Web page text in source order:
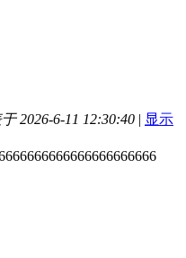
2026-6-11 12:30:40 | 显示